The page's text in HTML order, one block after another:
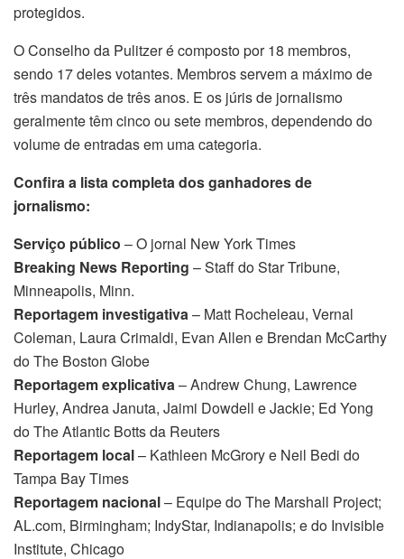
protegidos.
O Conselho da Pulitzer é composto por 18 membros,
sendo 17 deles votantes. Membros servem a máximo de
três mandatos de três anos. E os júris de jornalismo
geralmente têm cinco ou sete membros, dependendo do
volume de entradas em uma categoria.
Confira a lista completa dos ganhadores de
jornalismo:
Serviço público – O jornal New York Times
Breaking News Reporting – Staff do Star Tribune,
Minneapolis, Minn.
Reportagem investigativa– Matt Rocheleau, Vernal
Coleman, Laura Crimaldi, Evan Allen e Brendan McCarthy
do The Boston Globe
Reportagem explicativa– Andrew Chung, Lawrence
Hurley, Andrea Januta, Jaimi Dowdell e Jackie; Ed Yong
do The Atlantic Botts da Reuters
Reportagem local– Kathleen McGrory e Neil Bedi do
Tampa Bay Times
Reportagem nacional– Equipe do The Marshall Project;
AL.com, Birmingham; IndyStar, Indianapolis; e do Invisible
Institute, Chicago